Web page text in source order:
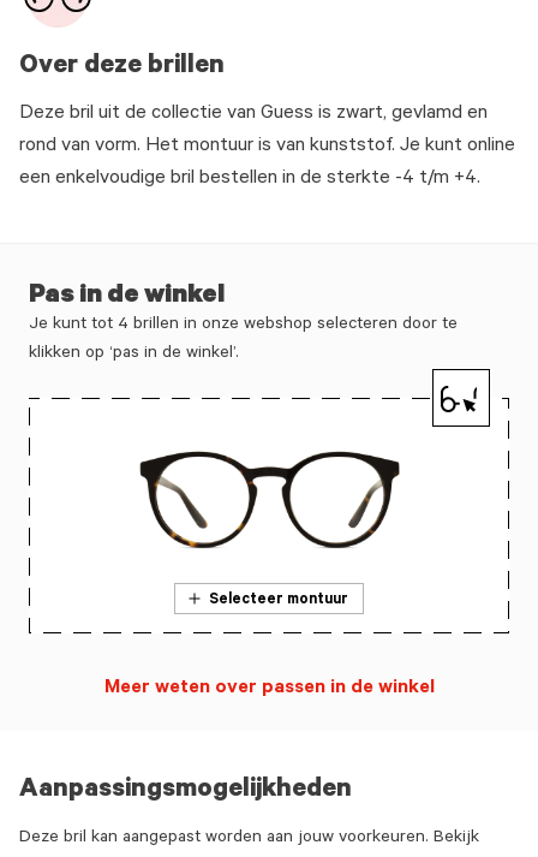
Over deze brillen
Deze bril uit de collectie van Guess is zwart, gevlamd en
rond van vorm. Het montuur is van kunststof. Je kunt online
een enkelvoudige bril bestellen in de sterkte -4 t/m +4.
Aanpassingsmogelijkheden
Deze bril kan aangepast worden aan jouw voorkeuren. Bekijk
Pas in de winkel
Je kunt tot 4 brillen in onze webshop selecteren door te
klikken op ‘pas in de winkel’.
Selecteer montuur
Meer weten over passen in de winkel